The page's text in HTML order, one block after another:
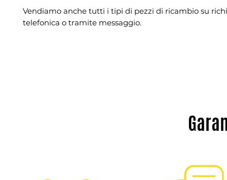
Vendiamo anche tutti i tipi di pezzi di ricambio su
telefonica o tramite messaggio.